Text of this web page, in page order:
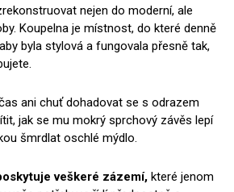
nejen do moderní, ale
Koupelna je místnost, do které denně
byla stylová a fungovala přesně tak,
ani chuť dohadovat se s odrazem
jak se mu mokrý sprchový závěs lepí
šmrdlat oschlé mýdlo.
veškeré zázemí, které jenom